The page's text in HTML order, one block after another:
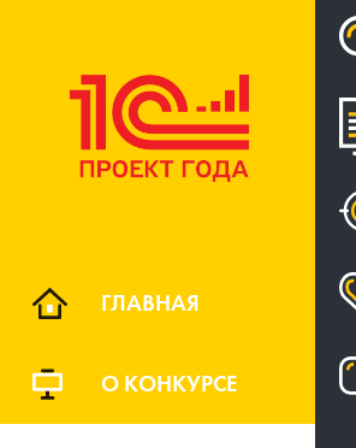
ГЛАВНАЯ
О КОНКУРСЕ